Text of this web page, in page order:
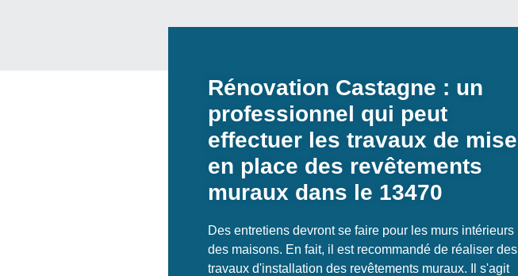
Rénovation Castagne : un
professionnel qui peut
effectuer les travaux de mise
en place des revêtements
muraux dans le 13470
Des entretiens devront se faire pour les murs intérieurs
des maisons. En fait, il est recommandé de réaliser des
travaux d'installation des revêtements muraux. Il s'agit